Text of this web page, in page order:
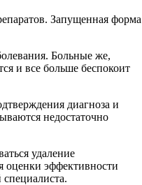
Запущенная форма
Больные же,
и все больше беспокоит
диагноза и
недостаточно
удаление
оценки эффективности